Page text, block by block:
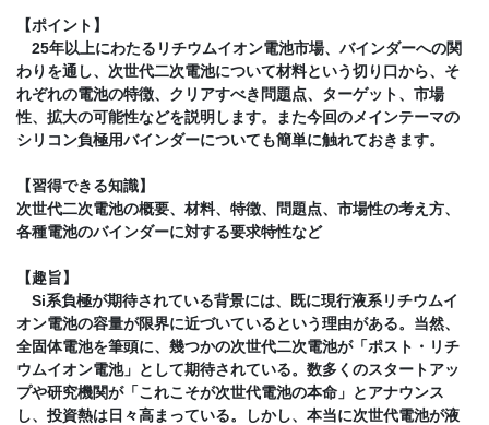
【ポイント】
25年以上にわたるリチウムイオン電池市場、バインダーへの関
わりを通し、次世代二次電池について材料という切り口から、そ
れぞれの電池の特徴、クリアすべき問題点、ターゲット、市場
性、拡大の可能性などを説明します。また今回のメインテーマの
シリコン負極用バインダーについても簡単に触れておきます。
【習得できる知識】
次世代二次電池の概要、材料、特徴、問題点、市場性の考え方、
各種電池のバインダーに対する要求特性など
【趣旨】
Si系負極が期待されている背景には、既に現行液系リチウムイ
オン電池の容量が限界に近づいているという理由がある。当然、
全固体電池を筆頭に、幾つかの次世代二次電池が「ポスト・リチ
ウムイオン電池」として期待されている。数多くのスタートアッ
プや研究機関が「これこそが次世代電池の本命」とアナウンス
し、投資熱は日々高まっている。しかし、本当に次世代電池が液